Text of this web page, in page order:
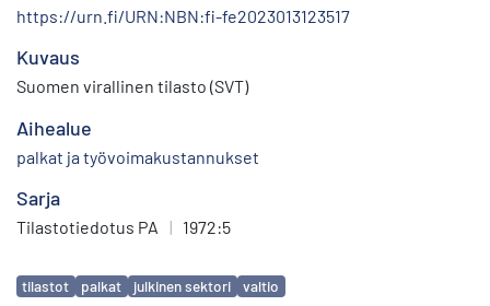
https://urn.fi/URN:NBN:fi-fe2023013123517
Kuvaus
Suomen virallinen tilasto (SVT)
Aihealue
palkat ja työvoimakustannukset
Sarja
Tilastotiedotus PA | 1972:5
Avainsanat
tilastot palkat julkinen sektori valtio